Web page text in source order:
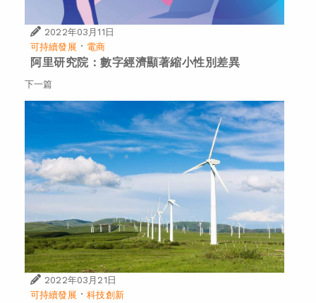
2022年03月11日
可持續發展 · 電商
阿里研究院：數字經濟顯著縮小性別差異
下一篇
2022年03月21日
可持續發展 ·科技創新